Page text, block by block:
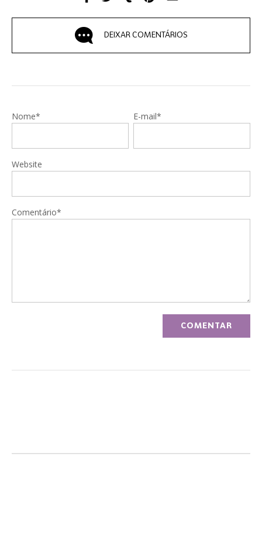
DEIXAR COMENTÁRIOS
Nome* E-mail*
Website
Comentário*